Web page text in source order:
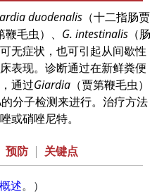
duodenalis （十二指肠贾
鞭毛虫）、 G. intestinalis （肠
无症状，也可引起从间歇性
表现。诊断通过在新鲜粪便
通过Giardia （贾第鞭毛虫）
分子检测来进行。治疗方法
或硝唑尼特。
预防 | 关键点
述。）